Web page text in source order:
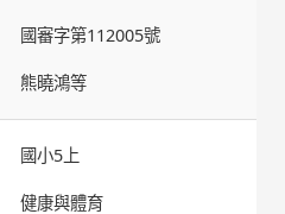
國審字第112005號
熊曉鴻等
國小5上
健康與體育